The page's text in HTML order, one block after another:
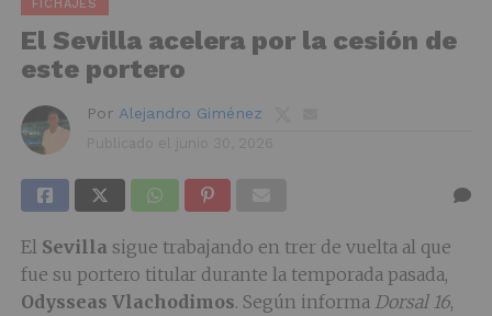
FICHAJES
El Sevilla acelera por la cesión de
este portero
Por Alejandro Giménez
El Sevilla sigue trabajando en trer de vuelta al que
fue su portero titular durante la temporada pasada,
Odysseas Vlachodimos. Según informa Dorsal 16,